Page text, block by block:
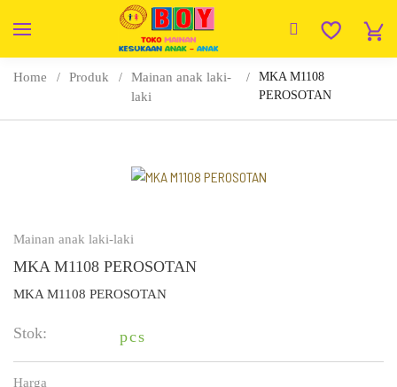
Home Produk
Mainan anak laki-
laki
MKA M1108
PEROSOTAN
Mainan anak laki-laki
MKA M1108 PEROSOTAN
MKA M1108 PEROSOTAN
Stok: pcs
Harga